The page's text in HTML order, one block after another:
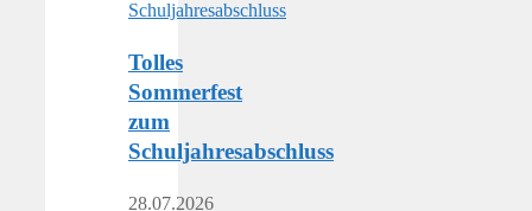
Tolles
Sommerfest
zum
Schuljahresabschluss
28.07.2026